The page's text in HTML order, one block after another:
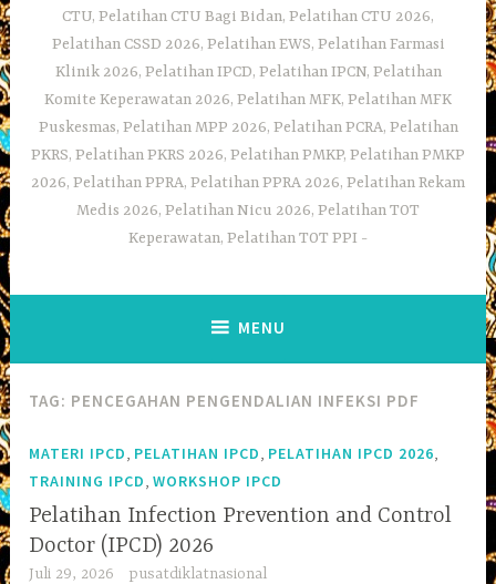
CTU, Pelatihan CTU Bagi Bidan, Pelatihan CTU 2026,
Pelatihan CSSD 2026, Pelatihan EWS, Pelatihan Farmasi
Klinik 2026, Pelatihan IPCD, Pelatihan IPCN, Pelatihan
Komite Keperawatan 2026, Pelatihan MFK, Pelatihan MFK
Puskesmas, Pelatihan MPP 2026, Pelatihan PCRA, Pelatihan
PKRS, Pelatihan PKRS 2026, Pelatihan PMKP, Pelatihan PMKP
2026, Pelatihan PPRA, Pelatihan PPRA 2026, Pelatihan Rekam
Medis 2026, Pelatihan Nicu 2026, Pelatihan TOT
Keperawatan, Pelatihan TOT PPI
MENU
TAG: PENCEGAHAN PENGENDALIAN INFEKSI PDF
MATERI IPCD PELATIHAN IPCD PELATIHAN IPCD 2026
TRAINING IPCD ,WORKSHOP IPCD
Pelatihan Infection Prevention and Control
Doctor (IPCD) 2026
Juli 29, 2026 pusatdiklatnasional